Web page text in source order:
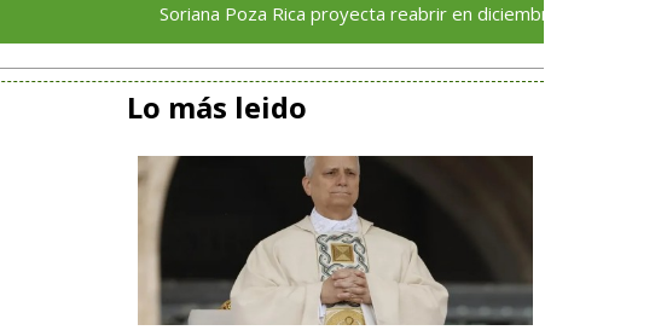
Soriana Poza Rica proyecta reabrir en diciembre tras avance del 70 %
Lo más leido